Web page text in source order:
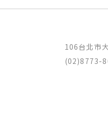
106台北市
(02)8773-